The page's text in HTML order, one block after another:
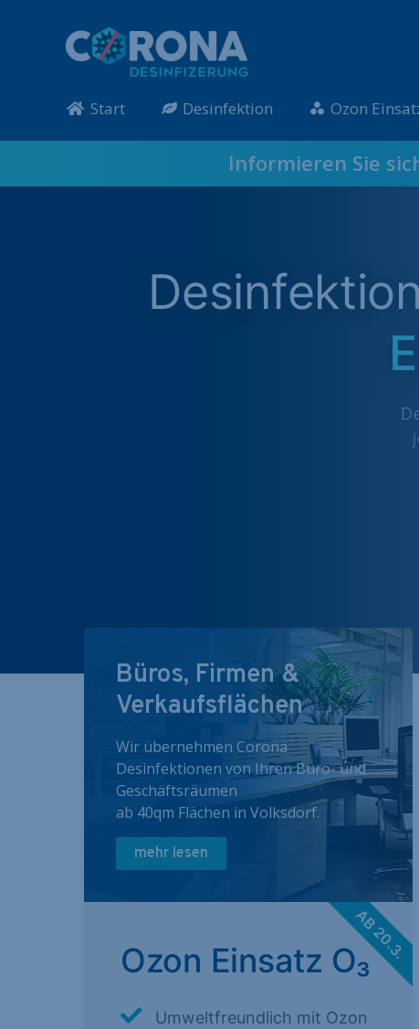
Start Desinfektion Ozon
Informieren Sie
Büros, Firmen &
Verkaufsflächen
Wir übernehmen Corona
Desinfektionen von Ihren Büro- und
Geschäftsräumen
ab 40qm Flächen in Volksdorf.
mehr lesen
Ozon Einsatz O₃
Umweltfreundlich mit Ozon
AB 20.3.